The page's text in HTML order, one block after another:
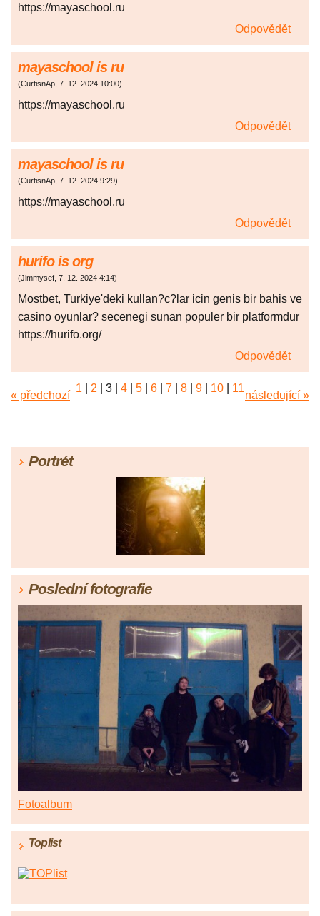
https://mayaschool.ru
Odpovědět
mayaschool is ru
(CurtisnAp, 7. 12. 2024 10:00)
https://mayaschool.ru
Odpovědět
mayaschool is ru
(CurtisnAp, 7. 12. 2024 9:29)
https://mayaschool.ru
Odpovědět
hurifo is org
(Jimmysef, 7. 12. 2024 4:14)
Mostbet, Turkiye'deki kullan?c?lar icin genis bir bahis ve
casino oyunlar? secenegi sunan populer bir platformdur
https://hurifo.org/
Odpovědět
« předchozí
1 2 3 4 5 6 7 8 9 10 11
následující »
Portrét
Poslední fotografie
Fotoalbum
Toplist